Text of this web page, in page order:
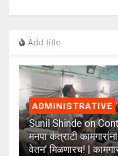
Add title
ADMINISTRATIVE
Sunil Shinde on
मनपा कंत्राटी
वेतन’ मिळणारच! |